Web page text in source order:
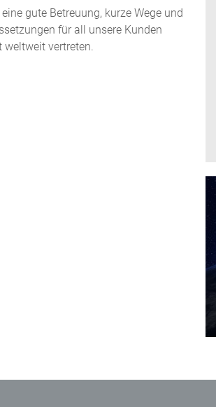
gute Betreuung, kurze Wege und
für all unsere Kunden
vertreten.